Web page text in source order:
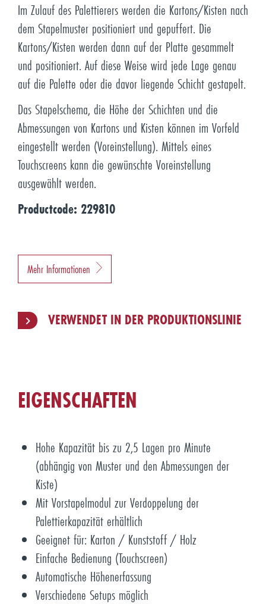
Im Zulauf des Palettierers werden die Kartons/Kisten nach
dem Stapelmuster positioniert und gepuffert. Die
Kartons/Kisten werden dann auf der Platte gesammelt
und positioniert. Auf diese Weise wird jede Lage genau
auf die Palette oder die davor liegende Schicht gestapelt.
Das Stapelschema, die Höhe der Schichten und die
Abmessungen von Kartons und Kisten können im Vorfeld
eingestellt werden (Voreinstellung). Mittels eines
Touchscreens kann die gewünschte Voreinstellung
ausgewählt werden.
Productcode: 229810
Mehr Informationen
VERWENDET IN DER PRODUKTIONSLINIE
EIGENSCHAFTEN
Hohe Kapazität bis zu 2,5 Lagen pro Minute
(abhängig von Muster und den Abmessungen der
Kiste)
Mit Vorstapelmodul zur Verdoppelung der
Palettierkapazität erhältlich
Geeignet für: Karton / Kunststoff / Holz
Einfache Bedienung (Touchscreen)
Automatische Höhenerfassung
Verschiedene Setups möglich